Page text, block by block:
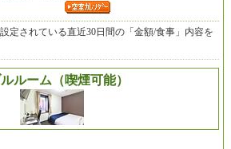
定されている直近30日間の「金額/食事」内容を
ルーム（喫煙可能）